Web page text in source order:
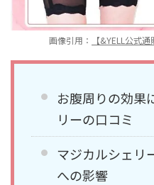
画像引用： 【&YELL公式
お腹周りの効果
リーの口コミ
マジカルシェリ
への影響